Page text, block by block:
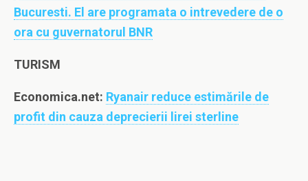
Bucuresti. El are programata o intrevedere de o
ora cu guvernatorul BNR
TURISM
Economica.net: Ryanair reduce estimările de
profit din cauza deprecierii lirei sterline